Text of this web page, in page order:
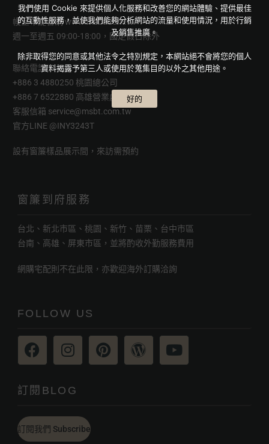
幔室布緹官網www.msbt.com.tw
週一至週五 09:00-18:00，國定假日除外
聯絡電話
+886 3 4880250 桃園總公司
+886 7 6522880 高雄營業處
客服信箱 service@msbt.com.tw
官方LINE @INY3243T
設有窗簾樣品展示間，來訪需預約
窗簾到府服務
台北、新北市區、桃園、新竹、苗栗、台中市區
台南、高雄、屏東市區，並將酌收外勤服務費用
網購宅配則不在此限，亦歡迎海外訂購洽詢
FOLLOW US
訂閱BLOG
訂閱我們 Subscribe
我們使用 Cookie 來提供個人化服務和改善您的網站體驗、提供最佳
的互動性服務，並使我們能夠分析網站的流量和使用情況，用於行銷
及銷售推廣。
除非取得您的同意或其他法令之特別規定，本網站絕不會將您的個人
資料揭露予第三人或使用於蒐集目的以外之其他用途。
好的